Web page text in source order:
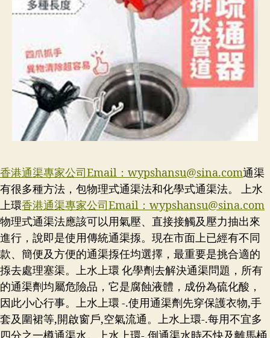
香港通渠專家公司Email： wypshansu@sina.com通渠
有很多種方法，包物理式通渠法和化學式通渠法。 上水
上環香港通渠專家公司Email： wypshansu@sina.com
物理式通渠法應該可以用氣壓、直接接觸及壓力抽出來
進行，說即是使用傳統通渠揼。現在市面上已經有不同
款、簡便及方便的通渠揼任均選擇，最重要是挑合適的
揼去處理塞渠。上水上環 化學劑去解決通渠問題，所有
的通渠劑均屬危險品，它是腐蝕液體，成份為硫化酸，
因此小心行事。上水上環 -.使用通渠劑先穿保護衣物,手
套及圍裙等,開啟窗戶,空氣流通。上水上環-.每用不宜多